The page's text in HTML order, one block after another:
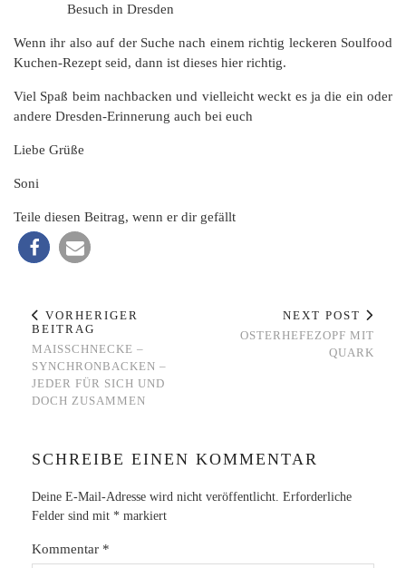
Wenn ihr also auf der Suche nach einem richtig leckeren Soulfood
Kuchen-Rezept seid, dann ist dieses hier richtig.
Viel Spaß beim nachbacken und vielleicht weckt es ja die ein oder
andere Dresden-Erinnerung auch bei euch
Liebe Grüße
Soni
Teile diesen Beitrag, wenn er dir gefällt
VORHERIGER
BEITRAG
MAISSCHNECKE –
SYNCHRONBACKEN –
JEDER FÜR SICH UND
DOCH ZUSAMMEN
NEXT POST
OSTERHEFEZOPF MIT
QUARK
SCHREIBE EINEN KOMMENTAR
Deine E-Mail-Adresse wird nicht veröffentlicht. Erforderliche
Felder sind mit * markiert
Kommentar *